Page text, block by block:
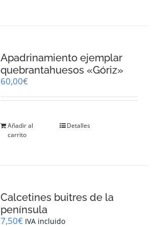
se
pueden
la
producto
Apadrinamiento ejemplar
quebrantahuesos «Góriz»
60,00€
Añadir al
carrito
Detalles
Calcetines buitres de la
península
7,50€ IVA incluido